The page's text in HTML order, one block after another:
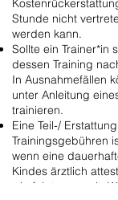
Stunde nicht
werden kann.
Sollte ein Trainer*in
dessen Training
In Ausnahmefällen
unter Anleitung
trainieren.
Eine Teil-/
Trainingsgebühren
wenn eine
Kindes ärztlich
wie folgt geregelt: